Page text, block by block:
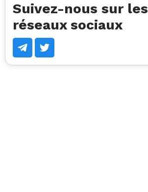
Suivez-nous sur les
réseaux sociaux